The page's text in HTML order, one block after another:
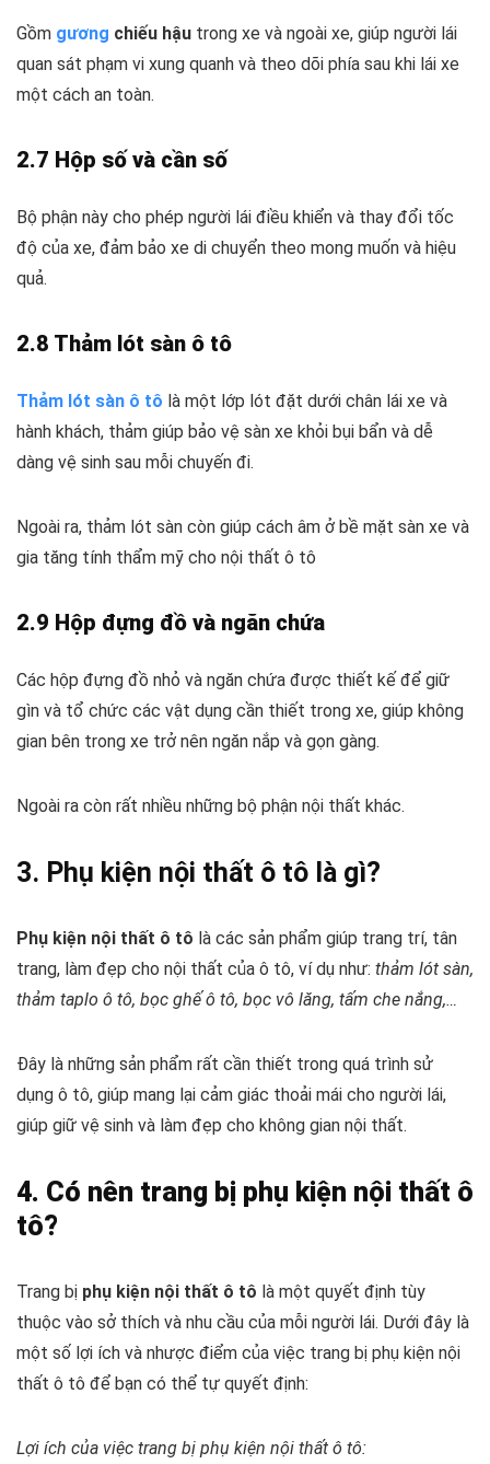
Gồm gương chiếu hậu trong xe và ngoài xe, giúp người lái
quan sát phạm vi xung quanh và theo dõi phía sau khi lái xe
một cách an toàn.
2.7 Hộp số và cần số
Bộ phận này cho phép người lái điều khiển và thay đổi tốc
độ của xe, đảm bảo xe di chuyển theo mong muốn và hiệu
quả.
2.8 Thảm lót sàn ô tô
Thảm lót sàn ô tô là một lớp lót đặt dưới chân lái xe và
hành khách, thảm giúp bảo vệ sàn xe khỏi bụi bẩn và dễ
dàng vệ sinh sau mỗi chuyến đi.
Ngoài ra, thảm lót sàn còn giúp cách âm ở bề mặt sàn xe và
gia tăng tính thẩm mỹ cho nội thất ô tô
2.9 Hộp đựng đồ và ngăn chứa
Các hộp đựng đồ nhỏ và ngăn chứa được thiết kế để giữ
gìn và tổ chức các vật dụng cần thiết trong xe, giúp không
gian bên trong xe trở nên ngăn nắp và gọn gàng.
Ngoài ra còn rất nhiều những bộ phận nội thất khác.
3. Phụ kiện nội thất ô tô là gì?
Phụ kiện nội thất ô tô là các sản phẩm giúp trang trí, tân
trang, làm đẹp cho nội thất của ô tô, ví dụ như: thảm lót sàn,
thảm taplo ô tô, bọc ghế ô tô, bọc vô lăng, tấm che nắng,…
Đây là những sản phẩm rất cần thiết trong quá trình sử
dụng ô tô, giúp mang lại cảm giác thoải mái cho người lái,
giúp giữ vệ sinh và làm đẹp cho không gian nội thất.
4. Có nên trang bị phụ kiện nội thất ô
tô?
Trang bị phụ kiện nội thất ô tô là một quyết định tùy
thuộc vào sở thích và nhu cầu của mỗi người lái. Dưới đây là
một số lợi ích và nhược điểm của việc trang bị phụ kiện nội
thất ô tô để bạn có thể tự quyết định:
Lợi ích của việc trang bị phụ kiện nội thất ô tô: